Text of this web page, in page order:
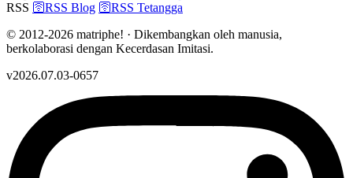
RSS 🛜RSS Blog 🛜RSS Tetangga
© 2012-2026 matriphe! · Dikembangkan oleh manusia,
berkolaborasi dengan Kecerdasan Imitasi.
v2026.07.03-0657